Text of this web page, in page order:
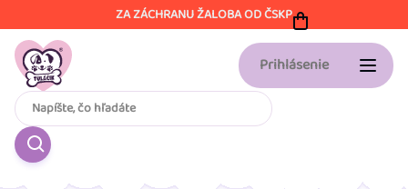
na
obsah
ZA ZÁCHRANU ŽALOBA OD ČSKP
Prihlásenie